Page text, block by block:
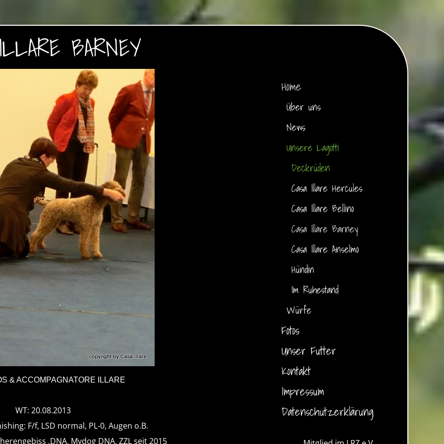
BARNEY
& ACCOMPAGNATORE ILLARE
WT: 20.08.2013
F/f, LSD normal, PL-0, Augen o.B.
,DNA, Mydog DNA, ZZL seit 2015
Home
Über uns
News
Unsere Lagotti
Deckrüden
Casa Illare Hercules
Casa Illare Bellino
Casa Illare Barney
Casa Illare Anselmo
Hündin
Im Ruhestand
Würfe
Fotos
Unser Futter
Kontakt
Impressum
Datenschutzerklärung